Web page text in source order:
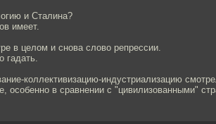
и Сталина?
имеет.
в целом и снова слово репрессии.
гадать.
коллективизацию-индустриализацию
особенно в сравнении с "цивилизованными"